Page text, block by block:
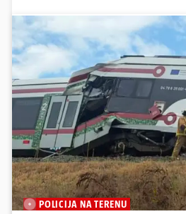
POLICIJA NA TERENU